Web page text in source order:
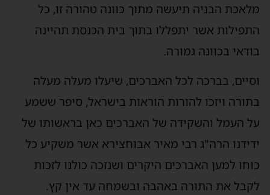
מלאכת הבניה תיעשה מתוך כוונה טהורה זו, כל
התפילות אשר יתפללו בתוך בית הכנסת תהיינה
בודאי בכוונה גמורה.
וסיים, בברכה לכל האברכים, שיעלו מעלה מעלה
בתורה ויזכו להורות הוראות בישראל, סיפר ששמע
על העמל והשקידה של האברכים כאן בראשותו של
ידידנו הרה"ג רבי מאיר אבוחצירא אשר משקיע כל
כוחו למען האברכים היקרים ושנזכה כולנו לזכות
לקבל את התורה באהבה ובשמחה עד אין קץ.